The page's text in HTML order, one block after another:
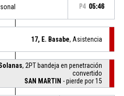
P4 05:46
17, E. Basabe, Asistencia
, 2PT bandeja en penetración
convertido
SAN MARTIN - pierde por 15